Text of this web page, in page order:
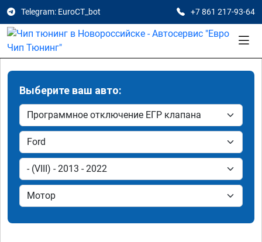
Telegram: EuroCT_bot +7 861 217-93-64
Выберите ваш авто: